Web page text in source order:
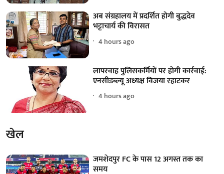
अब संग्रहालय में प्रदर्शित होगी बुद्धदेव
भट्टाचार्य की विरासत
4 hours ago
लापरवाह पुलिसकर्मियों पर होगी कार्रवाई:
एनसीडब्ल्यू अध्यक्ष विजया रहाटकर
4 hours ago
खेल
जमशेदपुर FC के पास 12 अगस्त तक का
समय